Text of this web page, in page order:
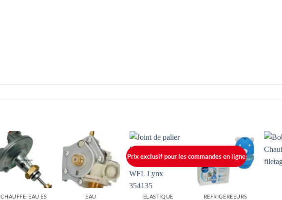
CHAUFFE-EAU ES EAU
Prix ​​exclusif pour les commandes en ligne
ÉLASTIQUE RÉFRIGÉRÉEURS